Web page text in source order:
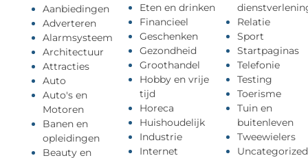
Aanbiedingen
Adverteren
Alarmsysteem
Architectuur
Attracties
Auto
Auto's en
Motoren
Banen en
opleidingen
Beauty en
Eten en drinken
Financieel
Geschenken
Gezondheid
Groothandel
Hobby en vrije
tijd
Horeca
Huishoudelijk
Industrie
Internet
Relatie
Sport
Startpaginas
Telefonie
Testing
Toerisme
Tuin en
buitenleven
Tweewielers
Uncategorized